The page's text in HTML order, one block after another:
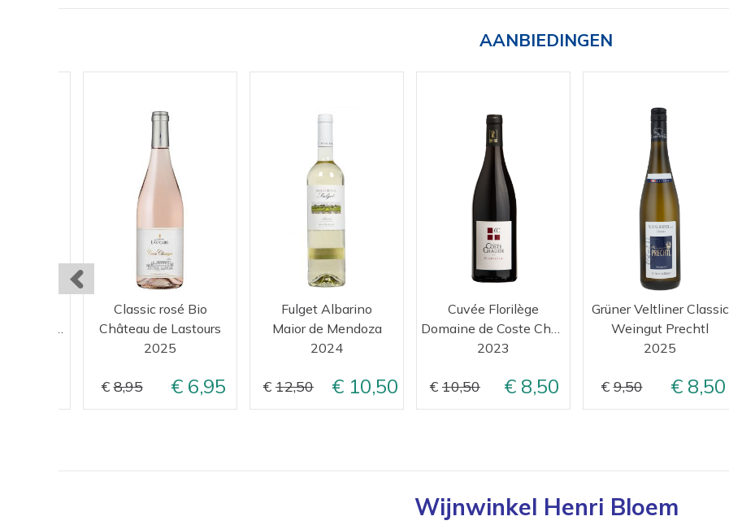
AANBIEDINGEN
Classic rosé Bio
Château de Lastours
2025
8,95 6,95
Fulget Albarino
Maior de Mendoza
2024
12,50 10,50
Cuvée Florilège
2023
10,50 8,50
Grüner Veltliner Classic
Weingut Prechtl
2025
9,50 8,50
Wijnwinkel Henri Bloem